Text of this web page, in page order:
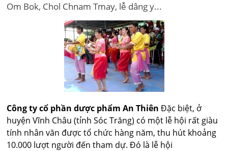
Om Bok, Chol Chnam Tmay, lễ dâng y...
Công ty cổ phần dược phẩm An ThiênĐặc biệt, ở
huyện Vĩnh Châu (tỉnh Sóc Trăng) có một lễ hội rất giàu
tính nhân văn được tổ chức hàng năm, thu hút khoảng
10.000 lượt người đến tham dự. Đó là lễ hội